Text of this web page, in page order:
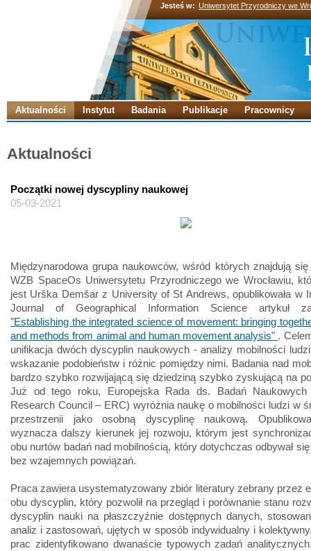
Jesteś w: Uniwersytet Przyrodniczy we
Aktualności Instytut Badania Publikacje Pracownicy
Aktualności
Początki nowej dyscypliny naukowej
05-03-2021
Międzynarodowa grupa naukowców, wśród których znajdują
WZB SpaceOs Uniwersytetu Przyrodniczego we Wrocławiu,
jest Urška Demšar z University of St Andrews, opublikowała w
Journal of Geographical Information Science artykuł
"Establishing the integrated science of movement: bringing
and methods from animal and human movement analysis" .
unifikacja dwóch dyscyplin naukowych - analizy mobilności
wskazanie podobieństw i różnic pomiędzy nimi. Badania nad
bardzo szybko rozwijającą się dziedziną szybko zyskującą na
Już od tego roku, Europejska Rada ds. Badań Naukowych
Research Council – ERC) wyróżnia naukę o mobilności ludzi w
przestrzenii jako osobną dyscyplinę naukową.
wyznacza dalszy kierunek jej rozwoju, którym jest
obu nurtów badań nad mobilnością, który dotychczas odbywał
bez wzajemnych powiązań.
Praca zawiera usystematyzowany zbiór literatury zebrany przez
obu dyscyplin, który pozwolił na przegląd i porównanie stanu
dyscyplin nauki na płaszczyźnie dostępnych danych,
analiz i zastosowań, ujętych w sposób indywidualny i
prac zidentyfikowano dwanaście typowych zadań